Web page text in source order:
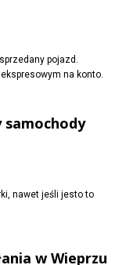
pojazd.
na konto.
samochody
nawet jeśli jesto to
wWieprzu